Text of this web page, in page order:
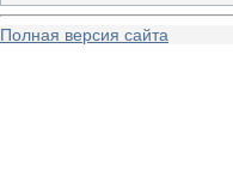
Полная версия сайта